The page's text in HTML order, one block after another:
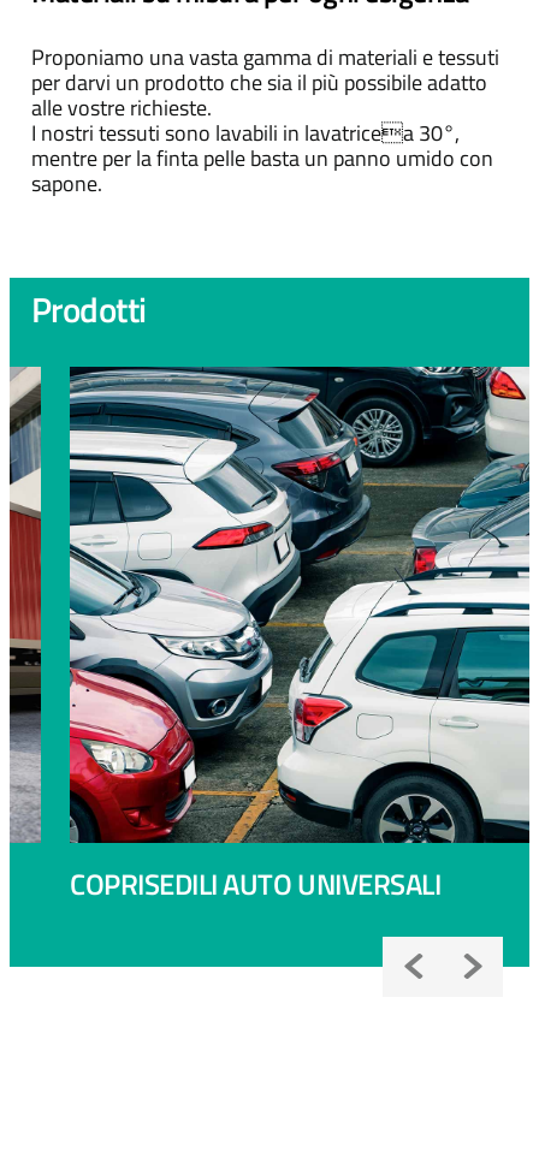
Proponiamo una vasta gamma di materiali e tessuti
per darvi un prodotto che sia il più possibile adatto
alle vostre richieste.
I nostri tessuti sono lavabili in lavatricea 30°,
mentre per la finta pelle basta un panno umido con
sapone.
Prodotti
COPRISEDILI AUTO UNIVERSALI